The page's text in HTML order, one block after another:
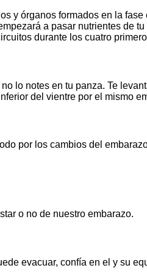
y órganos formados en la
a pasar nutrientes de
durante los cuatro
lo notes en tu panza. Te
del vientre por el mismo
por los cambios del
o no de nuestro embarazo.
evacuar, confía en el y su